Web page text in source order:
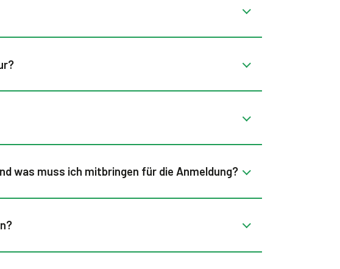
was muss ich mitbringen für die Anmeldung?